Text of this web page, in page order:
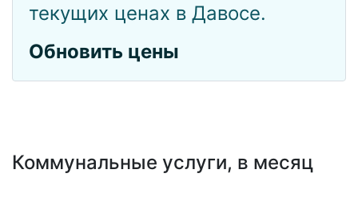
текущих ценах в Давосе.
Обновить цены
Коммунальные услуги, в месяц